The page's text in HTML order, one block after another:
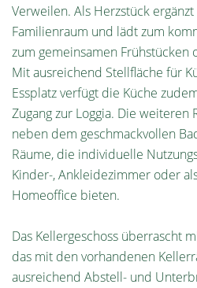
Verweilen. Als Herzstück
Familienraum und lädt zum
zum gemeinsamen Frühstücken
Mit ausreichend Stellfläche für
Essplatz verfügt die Küche
Zugang zur Loggia. Die weiteren
neben dem geschmackvollen
Räume, die individuelle
Kinder-, Ankleidezimmer oder
Homeoffice bieten.
Das Kellergeschoss überrascht
das mit den vorhandenen
ausreichend Abstell- und